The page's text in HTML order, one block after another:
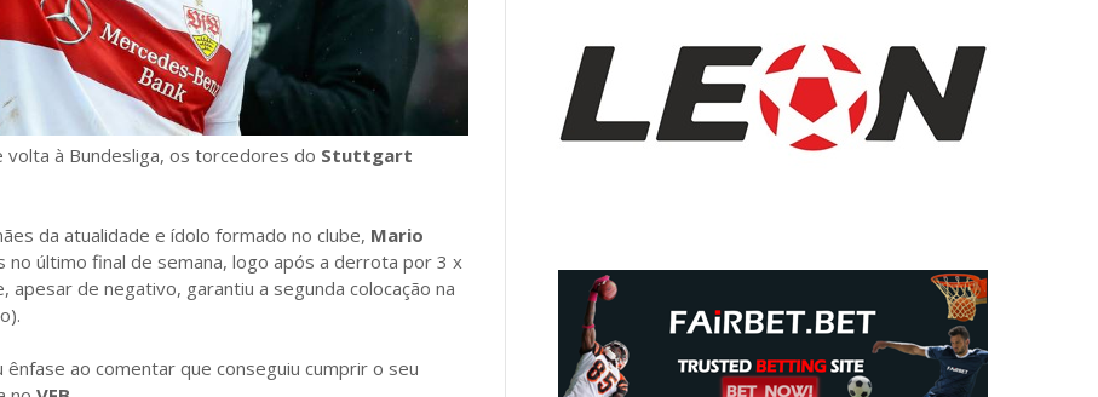
à Bundesliga, os torcedores do Stuttgart
da atualidade e ídolo formado no clube, Mario
no último final de semana, logo após a derrota por 3 x
de negativo, garantiu a segunda colocação na
ao comentar que conseguiu cumprir o seu